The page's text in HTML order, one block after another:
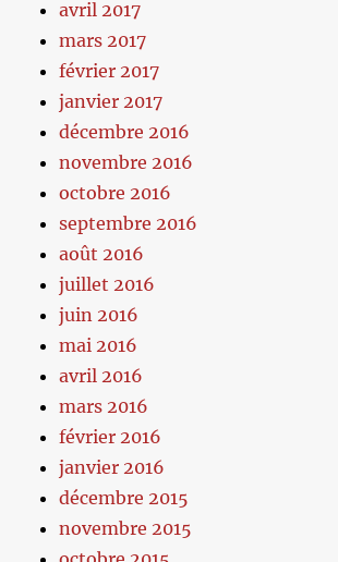
avril 2017
mars 2017
février 2017
janvier 2017
décembre 2016
novembre 2016
octobre 2016
septembre 2016
août 2016
juillet 2016
juin 2016
mai 2016
avril 2016
mars 2016
février 2016
janvier 2016
décembre 2015
novembre 2015